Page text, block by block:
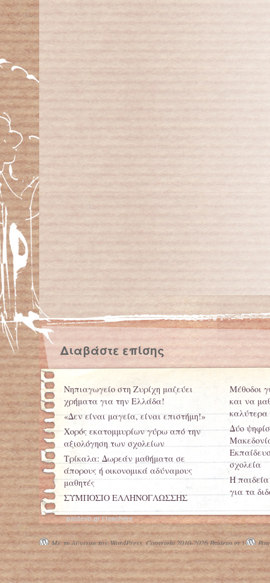
Διαβάστε επίσης
Νηπιαγωγείο στη Ζυρίχη μαζεύει
χρήματα για την Ελλάδα!
«Δεν είναι μαγεία, είναι επιστήμη!»
Χορός εκατομμυρίων γύρω από την
αξιολόγηση των σχολείων
Τρίκαλα: Δωρεάν μαθήματα σε
άπορους ή οικονομικά αδύναμους
μαθητές
ΣΥΜΠΟΣΙΟ ΕΛΛΗΝΟΓΛΩΣΣΗΣ
ΕΚΠΑΙΔΕΥΣΗΣ 2012 ΣΤΟ ΟΝΤΑΡΙΟ
ΤΟΥ ΚΑΝΑΔΑ
Μέθοδοι
και να
καλύτερα
Δύο
σχολεία
Η
για τα
Όταν ένα
τον
5ο
paidevo.gr | teachers
Με τη δύναμη του WordPress. Copyright 2010-2026 Paidevo.gr |